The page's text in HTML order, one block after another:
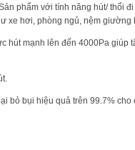
phẩm với tính năng hút/ thổi
xe hơi, phòng ngủ, nệm giường
hút mạnh lên đến 4000Pa giúp
bỏ bụi hiệu quả trên 99.7% cho